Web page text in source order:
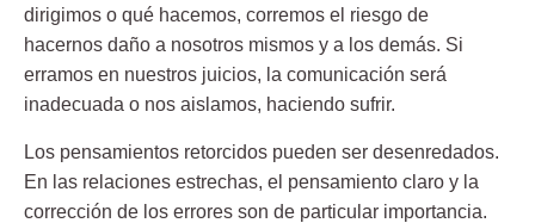
dirigimos o qué hacemos, corremos el riesgo de
hacernos daño a nosotros mismos y a los demás. Si
erramos en nuestros juicios, la comunicación será
inadecuada o nos aislamos, haciendo sufrir.
Los pensamientos retorcidos pueden ser desenredados.
En las relaciones estrechas, el pensamiento claro y la
corrección de los errores son de particular importancia.